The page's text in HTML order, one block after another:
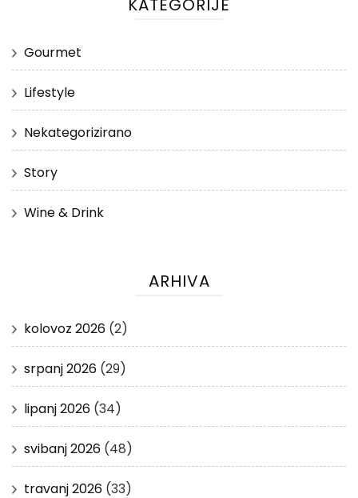
KATEGORIJE
Gourmet
Lifestyle
Nekategorizirano
Story
Wine & Drink
ARHIVA
kolovoz 2026 (2)
srpanj 2026 (29)
lipanj 2026 (34)
svibanj 2026 (48)
travanj 2026 (33)